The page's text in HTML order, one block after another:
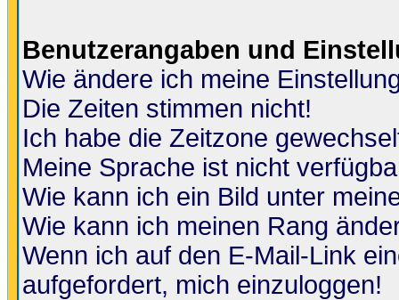
Benutzerangaben und
Wie ändere ich meine
Die Zeiten stimmen nicht!
Ich habe die Zeitzone
Meine Sprache ist nicht
Wie kann ich ein Bild unter
Wie kann ich meinen Rang
Wenn ich auf den E-Mail-Link
aufgefordert, mich einzuloggen!